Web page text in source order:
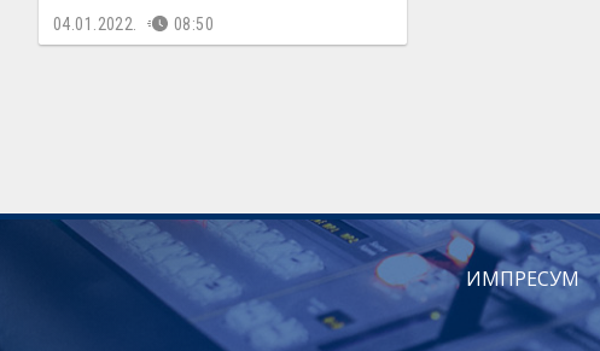
04.01.2022. 08:50
ИМПРЕСУМ